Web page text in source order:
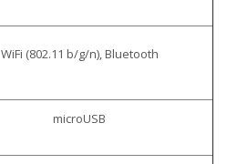
WiFi (802.11 b/g/n), Bluetooth
microUSB